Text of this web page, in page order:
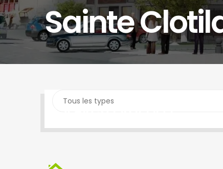
Sainte
SEARCH PROPERTY